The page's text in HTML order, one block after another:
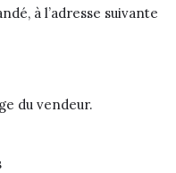
à l’adresse suivante
du vendeur.